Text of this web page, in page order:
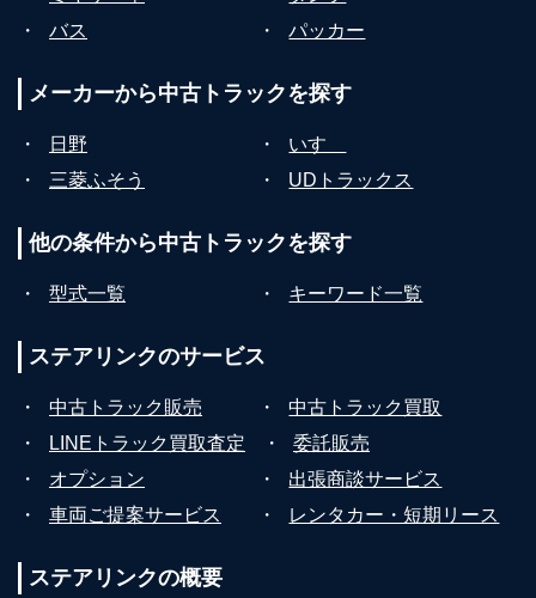
・
バス ・ パッカー
メーカーから中古トラックを探す
・ 日野 ・
いすゞ
・
三菱ふそう ・ UDトラックス
他の条件から中古トラックを探す
・ 型式一覧 ・ キーワード一覧
ステアリンクのサービス
・ 中古トラック販売 ・
中古トラック買取
・
LINEトラック買取査定 ・
委託販売
・
オプション ・
出張商談サービス
・
車両ご提案サービス ・ レンタカー・短期リース
ステアリンクの概要